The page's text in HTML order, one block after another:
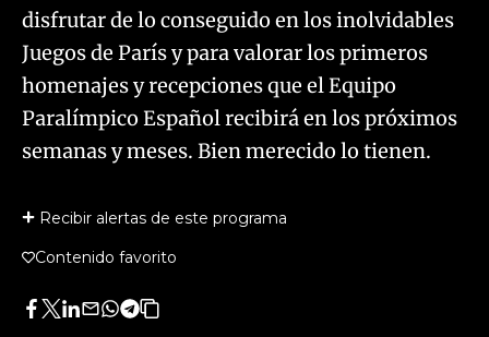
disfrutar de lo conseguido en los inolvidables
Juegos de París y para valorar los primeros
homenajes y recepciones que el Equipo
Paralímpico Español recibirá en los próximos
semanas y meses. Bien merecido lo tienen.
Recibir alertas de este programa
Contenido favorito
Facebook
Twitter
LinkedIn
Enviar
Whatsapp
Telegram
Copiar